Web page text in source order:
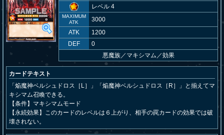
レベル 4
MAXIMUM
ATK
3000
ATK
1200
DEF
0
悪魔族／ マキシマム／効果
カードテキスト
「焔魔神ベルシュドロス［L］」「焔魔神ベルシュドロス［R］」と揃えてマ
キシマム召喚できる。
【条件】マキシマムモード
【永続効果】このカードのレベルは６上がり、相手の罠カードの効果では破
壊されない。